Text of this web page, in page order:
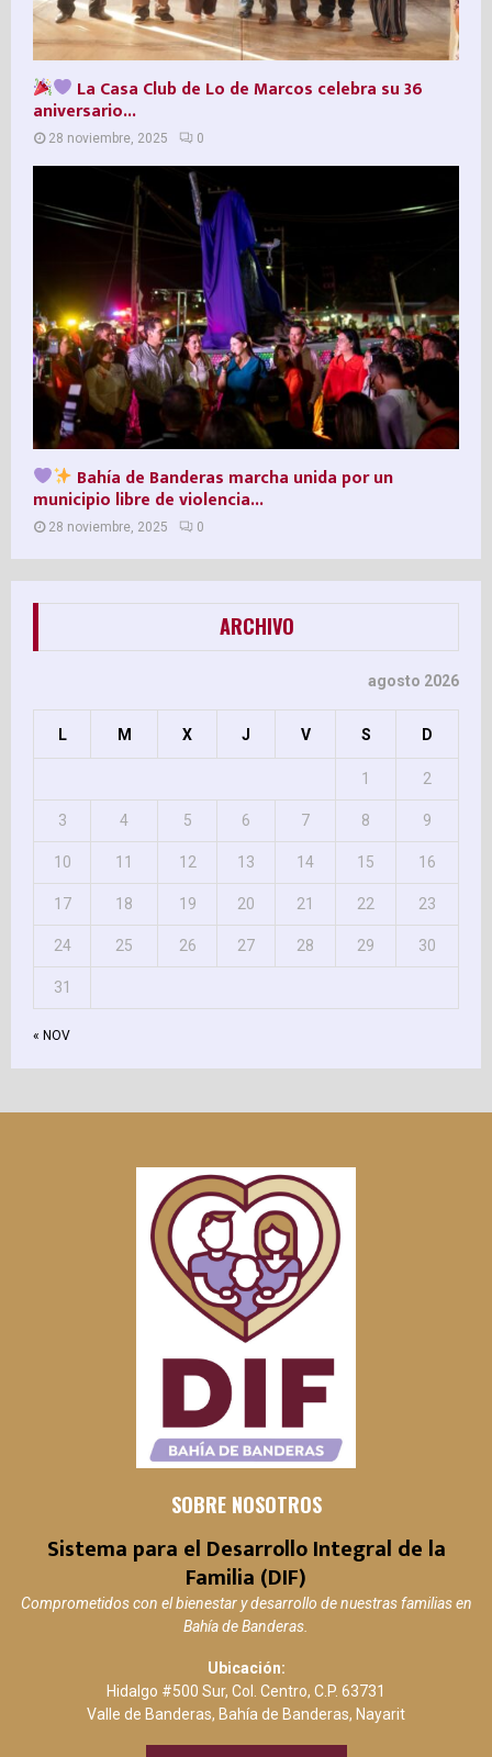
La Casa Club de Lo de Marcos celebra su 36º
aniversario...
28 noviembre, 2025 0
Bahía de Banderas marcha unida por un
municipio libre de violencia...
28 noviembre, 2025 0
ARCHIVO
agosto 2026
L M X J V S D
« NOV
1 2
3 4 5 6 7 8 9
10 11 12 13 14 15 16
17 18 19 20 21 22 23
24 25 26 27 28 29 30
31
SOBRE NOSOTROS
Sistema para el Desarrollo Integral de la
Familia (DIF)
Comprometidos con el bienestar y desarrollo de nuestras familias en
Bahía de Banderas.
Ubicación:
Hidalgo #500 Sur, Col. Centro, C.P. 63731
Valle de Banderas, Bahía de Banderas, Nayarit